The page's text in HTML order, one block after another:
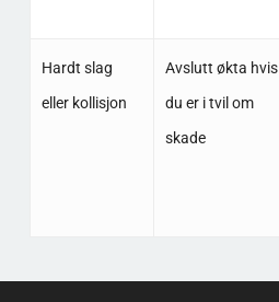
Hardt slag
eller kollisjon
Avslutt økta hvis
du er i tvil om
skade